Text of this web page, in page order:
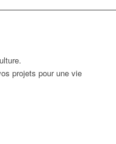
projets pour une vie